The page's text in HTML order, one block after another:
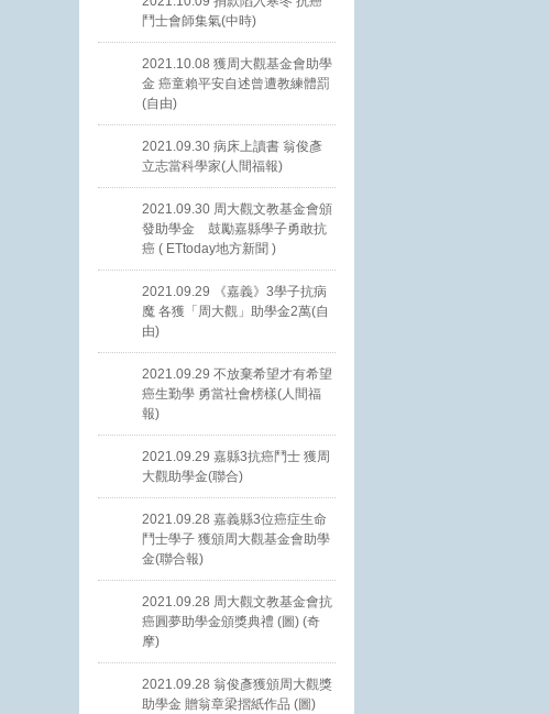
鬥士會師集氣(中時)
2021.10.08 獲周大觀基金會助學
金 癌童賴平安自述曾遭教練體罰
(自由)
2021.09.30 病床上讀書 翁俊彥
立志當科學家(人間福報)
2021.09.30 周大觀文教基金會頒
發助學金 鼓勵嘉縣學子勇敢抗
癌 ( ETtoday地方新聞 )
2021.09.29 《嘉義》3學子抗病
魔 各獲「周大觀」助學金2萬(自
由)
2021.09.29 不放棄希望才有希望
癌生勤學 勇當社會榜樣(人間福
報)
2021.09.29 嘉縣3抗癌鬥士 獲周
大觀助學金(聯合)
2021.09.28 嘉義縣3位癌症生命
鬥士學子 獲頒周大觀基金會助學
金(聯合報)
2021.09.28 周大觀文教基金會抗
癌圓夢助學金頒獎典禮 (圖) (奇
摩)
2021.09.28 翁俊彥獲頒周大觀獎
助學金 贈翁章梁摺紙作品 (圖)